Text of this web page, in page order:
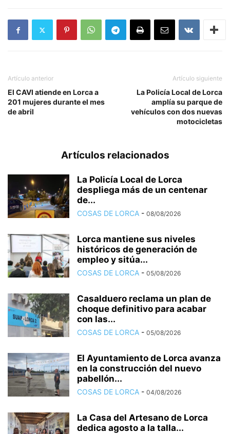
Artículo anterior
El CAVI atiende en Lorca a
201 mujeres durante el mes
de abril
Artículo siguiente
La Policía Local de Lorca
amplía su parque de
vehículos con dos nuevas
motocicletas
Artículos relacionados
La Policía Local de Lorca
despliega más de un centenar
de...
COSAS DE LORCA - 08/08/2026
Lorca mantiene sus niveles
históricos de generación de
empleo y sitúa...
COSAS DE LORCA - 05/08/2026
Casalduero reclama un plan de
choque definitivo para acabar
con las...
COSAS DE LORCA - 05/08/2026
El Ayuntamiento de Lorca avanza
en la construcción del nuevo
pabellón...
COSAS DE LORCA - 04/08/2026
La Casa del Artesano de Lorca
dedica agosto a la talla...